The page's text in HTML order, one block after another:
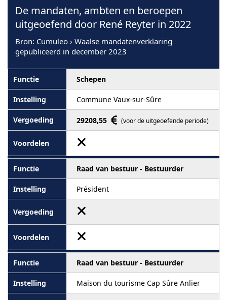
De mandaten, ambten en beroepen
uitgeoefend door René Reyter in 2022
Bron: Cumuleo › Waalse mandatenverklaring
gepubliceerd in december 2023
Schepen
Commune Vaux-sur-Sûre
29208,55 (voor de uitgeoefende periode)
Raad van bestuur - Bestuurder
Président
Raad van bestuur - Bestuurder
Maison du tourisme Cap Sûre Anlier